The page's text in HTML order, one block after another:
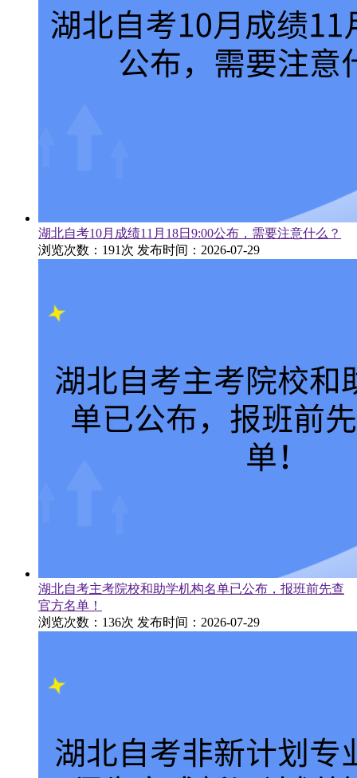
湖北自考10月成绩11月18日9:00公布，需要注意什么？
浏览次数：191次 发布时间：2026-07-29
湖北自考主考院校和助学机构名单已公布，报班前先查
官方名单！
浏览次数：136次 发布时间：2026-07-29